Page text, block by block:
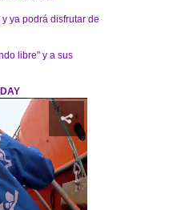
y ya podrá disfrutar de
libre" y a sus